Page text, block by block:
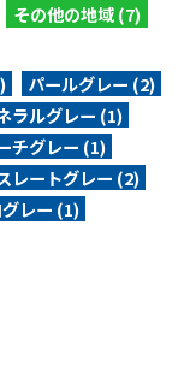
その他の地域 (7)
パールグレー (2)
ラルグレー (1)
チグレー (1)
レートグレー (2)
レー (1)